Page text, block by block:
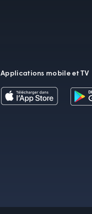
Applications mobile et TV